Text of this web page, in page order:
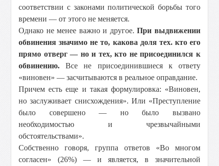
соответствии с законами политической борьбы того
времени — от этого не меняется.
Однако не менее важно и другое.При выдвижении
обвинения значимо не то, какова доля тех. кто его
прямо отверг — но и тех, кто не присоединился к
обвинению. Все не присоединившиеся к ответу
«виновен» — засчитываются в реальное оправдание.
Причем есть еще и такая формулировка: «Виновен,
но заслуживает снисхождения». Или «Преступление
было совершено — но было вызвано
необходимостью и чрезвычайными
обстоятельствами».
Собственно говоря, группа ответов «Во многом
согласен» (26%) — и является, в значительной